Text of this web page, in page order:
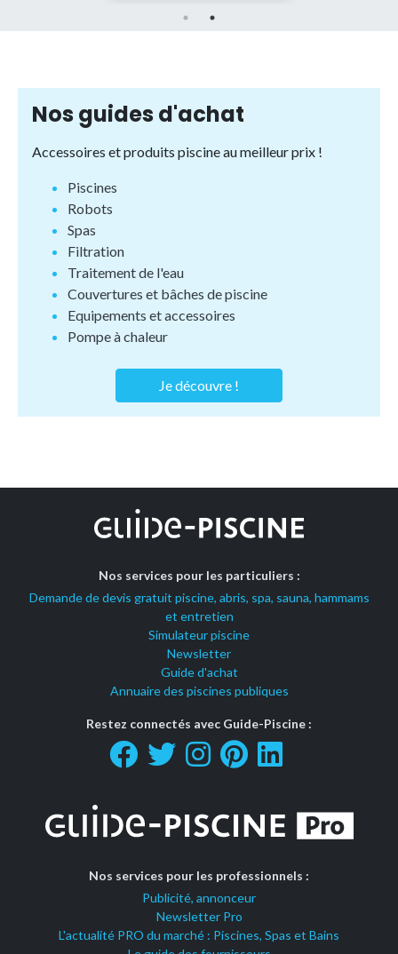
Nos guides d'achat
Accessoires et produits piscine au meilleur prix !
Piscines
Robots
Spas
Filtration
Traitement de l'eau
Couvertures et bâches de piscine
Equipements et accessoires
Pompe à chaleur
Je découvre !
Nos services pour les particuliers :
Demande de devis gratuit piscine, abris, spa, sauna, hammams
et entretien
Simulateur piscine
Newsletter
Guide d'achat
Annuaire des piscines publiques
Restez connectés avec Guide-Piscine :
Nos services pour les professionnels :
Publicité, annonceur
Newsletter Pro
L'actualité PRO du marché : Piscines, Spas et Bains